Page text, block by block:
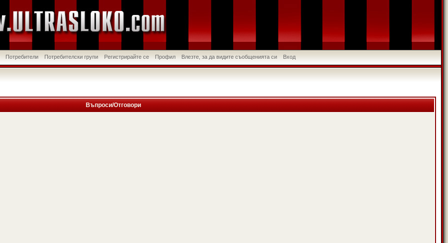
Потребители Потребителски групи Регистрирайте се Профил Влезте, за да видите съобщенията си Вход
Въпроси/Отговори